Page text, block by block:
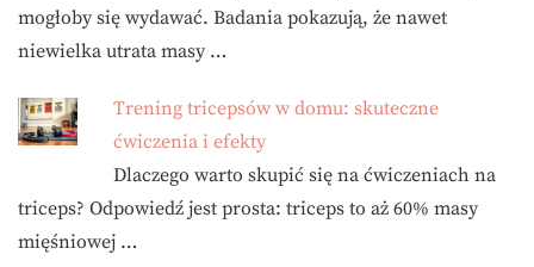
mogłoby się wydawać. Badania pokazują, że nawet
niewielka utrata masy …
Trening tricepsów w domu: skuteczne
ćwiczenia i efekty
Dlaczego warto skupić się na ćwiczeniach na
triceps? Odpowiedź jest prosta: triceps to aż 60% masy
mięśniowej …